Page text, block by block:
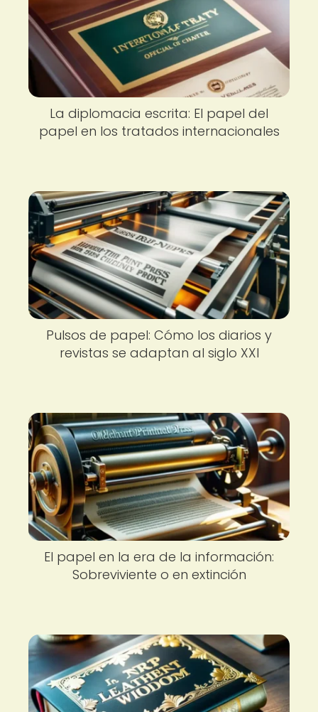
La diplomacia escrita: El papel del
papel en los tratados internacionales
Pulsos de papel: Cómo los diarios y
revistas se adaptan al siglo XXI
El papel en la era de la información:
Sobreviviente o en extinción